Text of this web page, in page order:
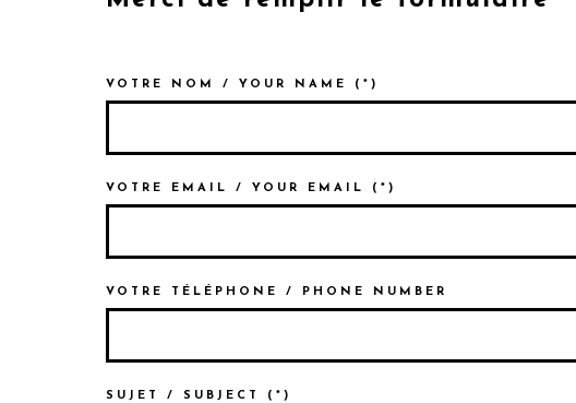
VOTRE NOM / YOUR NAME (*)
VOTRE EMAIL / YOUR EMAIL (*)
VOTRE TÉLÉPHONE / PHONE NUMBER
SUJET / SUBJECT (*)